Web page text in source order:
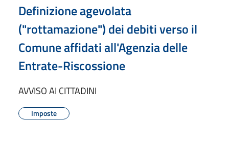
Definizione agevolata
("rottamazione") dei debiti verso il
Comune affidati all'Agenzia delle
Entrate-Riscossione
AVVISO AI CITTADINI
Imposte